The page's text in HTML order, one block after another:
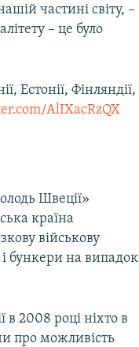
частині світу, –
– це було
Естонії, Фінляндії,
AlIXacRzQX
Швеції»
країна
військову
і бункери на випадок
в 2008 році ніхто в
про можливість